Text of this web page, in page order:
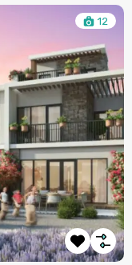
12